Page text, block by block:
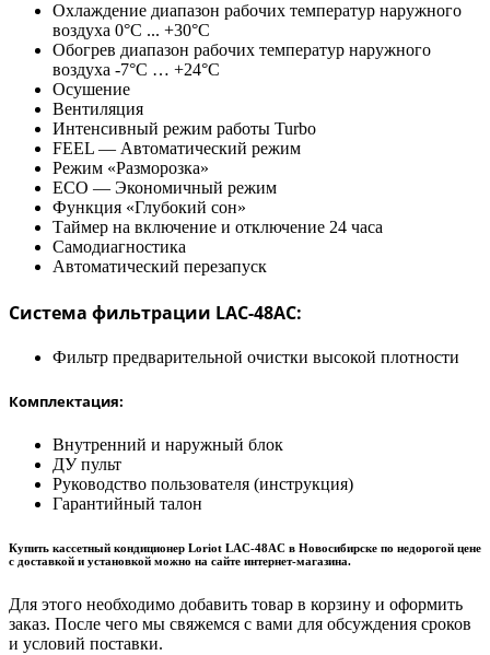
Охлаждение диапазон рабочих температур наружного
воздуха 0°C ... +30°C
Обогрев диапазон рабочих температур наружного
воздуха -7°C … +24°C
Осушение
Вентиляция
Интенсивный режим работы Turbo
FEEL — Автоматический режим
Режим «Разморозка»
ECO — Экономичный режим
Функция «Глубокий сон»
Таймер на включение и отключение 24 часа
Самодиагностика
Автоматический перезапуск
Система фильтрации LAC-48AC:
Фильтр предварительной очистки высокой плотности
Комплектация:
Внутренний и наружный блок
ДУ пульт
Руководство пользователя (инструкция)
Гарантийный талон
Купить кассетный кондиционер Loriot LAC-48AC в Новосибирске по недорогой цене
с доставкой и установкой можно на сайте интернет-магазина.
Для этого необходимо добавить товар в корзину и оформить
заказ. После чего мы свяжемся с вами для обсуждения сроков
и условий поставки.